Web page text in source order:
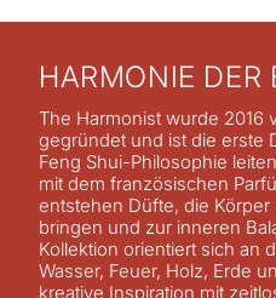
HARMONIE DER
The Harmonist wurde 2016
gegründet und ist die erste
Feng Shui-Philosophie
mit dem französischen
entstehen Düfte, die Körper
bringen und zur inneren
Kollektion orientiert sich an
Wasser, Feuer, Holz, Erde